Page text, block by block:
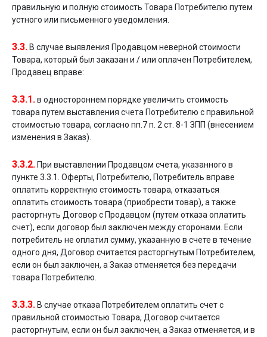
правильную и полную стоимость Товара Потребителю путем
устного или письменного уведомления.
3.3. В случае выявления Продавцом неверной стоимости
Товара, который был заказан и / или оплачен Потребителем,
Продавец вправе:
3.3.1.в одностороннем порядке увеличить стоимость
товара путем выставления счета Потребителю с правильной
стоимостью товара, согласно пп.7 п. 2 ст. 8-1 ЗПП (внесением
изменения в Заказ).
3.3.2. При выставлении Продавцом счета, указанного в
пункте 3.3.1. Оферты, Потребителю, Потребитель вправе
оплатить корректную стоимость товара, отказаться
оплатить стоимость товара (приобрести товар), а также
расторгнуть Договор с Продавцом (путем отказа оплатить
счет), если договор был заключен между сторонами. Если
потребитель не оплатил сумму, указанную в счете в течение
одного дня, Договор считается расторгнутым Потребителем,
если он был заключен, а Заказ отменяется без передачи
товара Потребителю.
3.3.3. В случае отказа Потребителем оплатить счет с
правильной стоимостью Товара, Договор считается
расторгнутым, если он был заключен, а Заказ отменяется, и в